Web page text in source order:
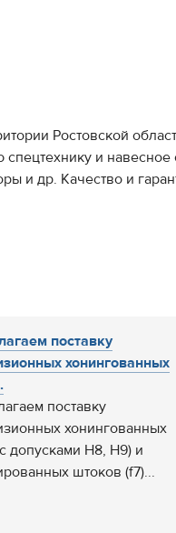
Ростовской
и
и др. Качество и
поставку
хонингованных
поставку
хонингованных
допусками H8, H9) и
штоков (f7)...